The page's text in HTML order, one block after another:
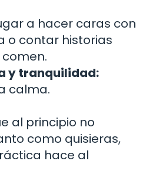
a hacer caras con
o contar historias
y tranquilidad:
calma.
al principio no
como quisieras,
hace al